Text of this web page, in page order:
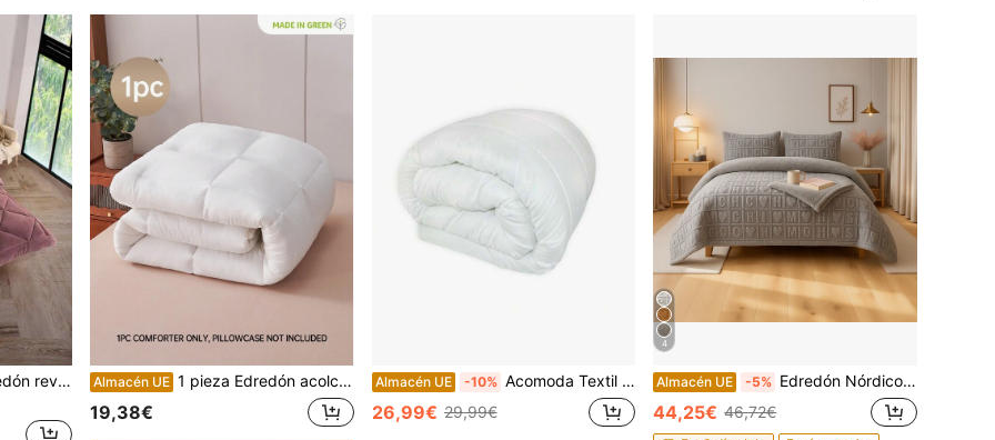
y Wellsoft – 195 x 215 cm
Almacén UE 1 pieza Edredón acolchado - Edredón para todas las estaciones, manta alternativa de plumón
19,38€
Almacén UE -10% Acomoda Textil Edredón/Relleno Nórdico 350gr/m². Relleno Dermoprotector con Tratamiento Aloe Vera, Hipoalergénico y Transpirable con Tacto Plumón para Invierno.
26,99€ 29,99€
4
Almacén UE -5% Edredón Nórdico Borreguillo Reversible Ultra Suave Con Funda De Almohada de 50x70cm ,Estampado de Dibujos ,Tamaños Individual/Doble,Hipoalergénico y Lavable.
44,25€ 46,72€